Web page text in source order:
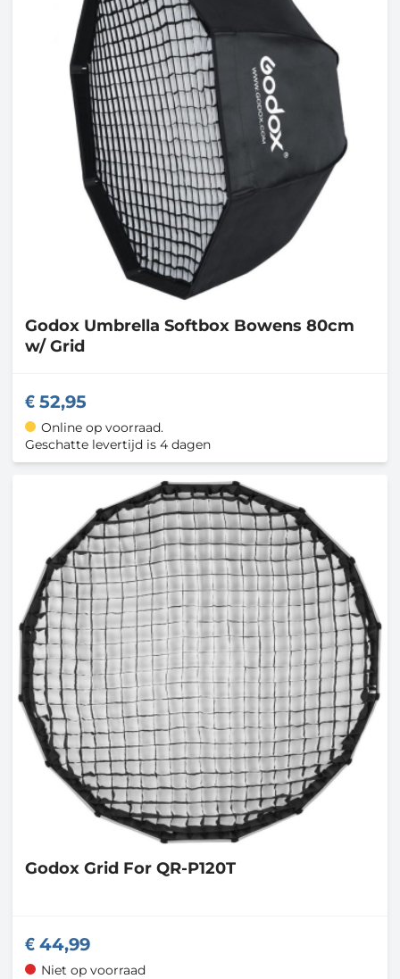
Godox Umbrella Softbox Bowens 80cm
w/ Grid
52,95
Online op voorraad.
Geschatte levertijd is 4 dagen
Godox Grid For QR-P120T
44,99
Niet op voorraad